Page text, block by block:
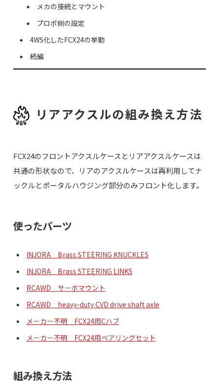
メカの接続とマウント
プロポ側の設定
4WS化したFCX24の挙動
続編
リアアクスルの組み換え方法
FCX24のフロントアクスルケースとリアアクスルケースは
共通の形状なので、リアのアクスルケースは再利用してナ
ックルとポータルハウジング部分のみフロント化します。
使ったパーツ
INJORA Brass STEERING KNUCKLES
INJORA Brass STEERING LINKS
RCAWD サーボマウント
RCAWD heavy-duty CVD drive shaft axle
メーカー不明 FCX24用Cハブ
メーカー不明 FCX24用ベアリングセット
組み換え方法